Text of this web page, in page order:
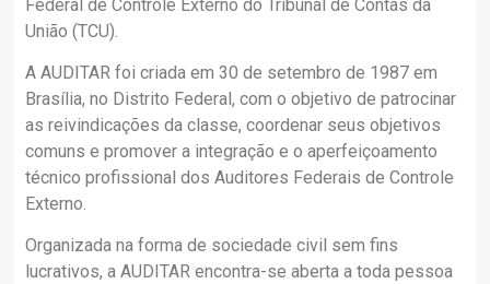
Federal de Controle Externo do Tribunal de Contas da
União (TCU).
A AUDITAR foi criada em 30 de setembro de 1987 em
Brasília, no Distrito Federal, com o objetivo de patrocinar
as reivindicações da classe, coordenar seus objetivos
comuns e promover a integração e o aperfeiçoamento
técnico profissional dos Auditores Federais de Controle
Externo.
Organizada na forma de sociedade civil sem fins
lucrativos, a AUDITAR encontra-se aberta a toda pessoa